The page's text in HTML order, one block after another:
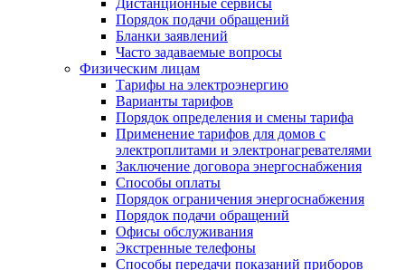
Дистанционные сервисы
Порядок подачи обращений
Бланки заявлений
Часто задаваемые вопросы
Физическим лицам
Тарифы на электроэнергию
Варианты тарифов
Порядок определения и смены тарифа
Применение тарифов для домов с
электроплитами и электронагревателями
Заключение договора энергоснабжения
Способы оплаты
Порядок ограничения энергоснабжения
Порядок подачи обращений
Офисы обслуживания
Экстренные телефоны
Способы передачи показаний приборов